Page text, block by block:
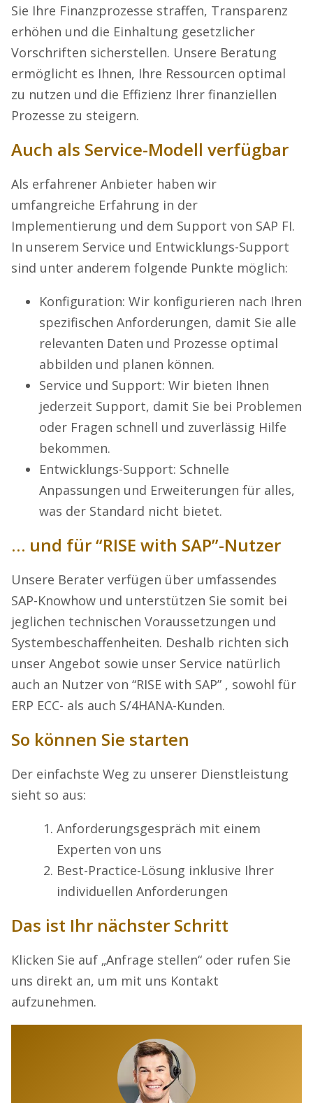
Sie Ihre Finanzprozesse straffen, Transparenz
erhöhen und die Einhaltung gesetzlicher
Vorschriften sicherstellen. Unsere Beratung
ermöglicht es Ihnen, Ihre Ressourcen optimal
zu nutzen und die Effizienz Ihrer finanziellen
Prozesse zu steigern.
Auch als Service-Modell verfügbar
Als erfahrener Anbieter haben wir
umfangreiche Erfahrung in der
Implementierung und dem Support von SAP FI.
In unserem Service und Entwicklungs-Support
sind unter anderem folgende Punkte möglich:
Konfiguration: Wir konfigurieren nach Ihren
spezifischen Anforderungen, damit Sie alle
relevanten Daten und Prozesse optimal
abbilden und planen können.
Service und Support: Wir bieten Ihnen
jederzeit Support, damit Sie bei Problemen
oder Fragen schnell und zuverlässig Hilfe
bekommen.
Entwicklungs-Support: Schnelle
Anpassungen und Erweiterungen für alles,
was der Standard nicht bietet.
… und für “RISE with SAP”-Nutzer
Unsere Berater verfügen über umfassendes
SAP-Knowhow und unterstützen Sie somit bei
jeglichen technischen Voraussetzungen und
Systembeschaffenheiten. Deshalb richten sich
unser Angebot sowie unser Service natürlich
auch an Nutzer von “RISE with SAP” , sowohl für
ERP ECC- als auch S/4HANA-Kunden.
So können Sie starten
Der einfachste Weg zu unserer Dienstleistung
sieht so aus:
Anforderungsgespräch mit einem
Experten von uns
Best-Practice-Lösung inklusive Ihrer
individuellen Anforderungen
Das ist Ihr nächster Schritt
Klicken Sie auf „Anfrage stellen“ oder rufen Sie
uns direkt an, um mit uns Kontakt
aufzunehmen.